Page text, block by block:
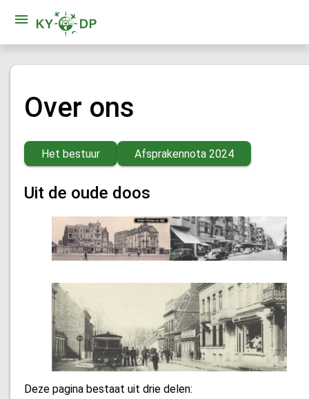
Over ons
Het bestuur Afsprakennota 2024
Uit de oude doos
Deze pagina bestaat uit drie delen: